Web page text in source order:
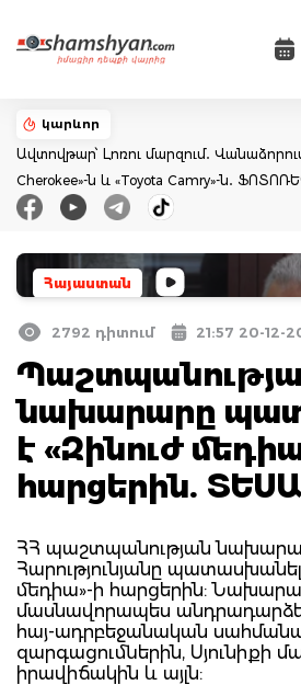
կարևոր
Ավտովթար՝ Լոռու մարզում․
Cherokee»-ն և «Toyota Camry»-ն․
Հայաստան
2792 դիտում 21:57 20-12-
նախարարը
է «Զինուժ
հարցերին.
ՀՀ պաշտպանության
Հարությունյանը պատասխանել
մեդիա»-ի հարցերին:
մասնավորապես
հայ-ադրբեջանական
զարգացումներին, Սյունիքի
իրավիճակին և այլն: